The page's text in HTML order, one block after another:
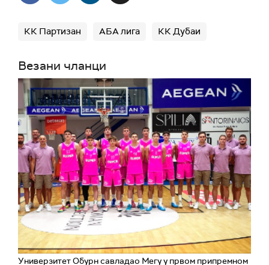
КК Партизан АБА лига КК Дубаи
Везани чланци
Универзитет Обурн савладао Мегу у првом припремном